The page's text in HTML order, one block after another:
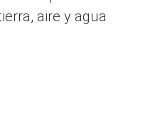
aire y agua